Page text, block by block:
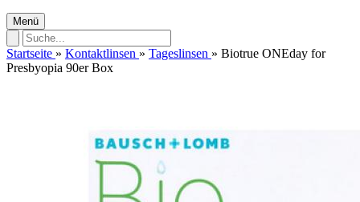
Menü
Startseite » Kontaktlinsen » Tageslinsen » Biotrue ONEday for
Presbyopia 90er Box